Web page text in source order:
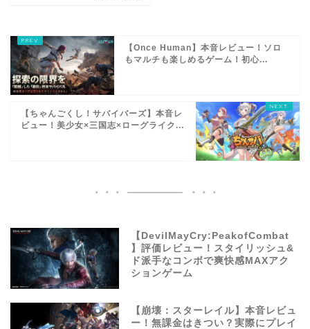
【Once Human】本音レビュー！ソロ
もマルチも楽しめるゲーム！初心...
【ちゃんごくし！サバイバーズ】本音レ
ビュー！美少女×三国志×ローグライク...
【DevilMayCry:PeakofCombat
】評価レビュー！スタイリッシュ&
ド派手なコンボで爽快感MAXアク
ションゲーム
【崩壊：スターレイル】本音レビュ
ー！無課金はきつい？実際にプレイ